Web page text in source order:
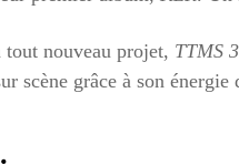
nouveau projet, TTMS 3
grâce à son énergie